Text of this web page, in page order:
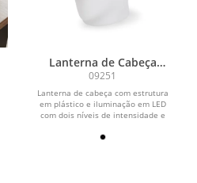
Lanterna de Cabeça
Recarregável
09251
Lanterna de cabeça com estrutura
em plástico e iluminação em LED
com dois níveis de intensidade e